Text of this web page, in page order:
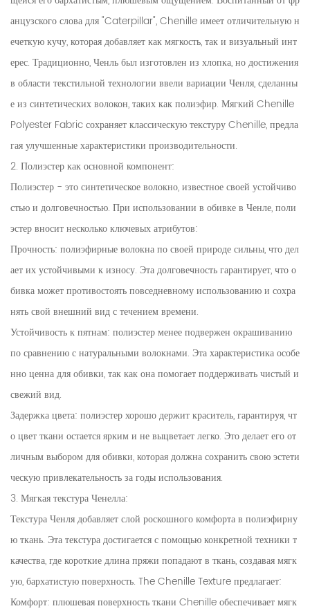
анцузского слова для "Caterpillar", Chenille имеет отличительную н
ечеткую кучу, которая добавляет как мягкость, так и визуальный инт
ерес. Традиционно, Ченль был изготовлен из хлопка, но достижения
в области текстильной технологии ввели вариации Ченля, сделанны
е из синтетических волокон, таких как полиэфир. Мягкий Chenille
Polyester Fabric сохраняет классическую текстуру Chenille, предла
гая улучшенные характеристики производительности.
2. Полиэстер как основной компонент:
Полиэстер - это синтетическое волокно, известное своей устойчиво
стью и долговечностью. При использовании в обивке в Ченле, поли
эстер вносит несколько ключевых атрибутов:
Прочность: полиэфирные волокна по своей природе сильны, что дел
ает их устойчивыми к износу. Эта долговечность гарантирует, что о
бивка может противостоять повседневному использованию и сохра
нять свой внешний вид с течением времени.
Устойчивость к пятнам: полиэстер менее подвержен окрашиванию
по сравнению с натуральными волокнами. Эта характеристика особе
нно ценна для обивки, так как она помогает поддерживать чистый и
свежий вид.
Задержка цвета: полиэстер хорошо держит краситель, гарантируя, чт
о цвет ткани остается ярким и не выцветает легко. Это делает его от
личным выбором для обивки, которая должна сохранить свою эстети
ческую привлекательность за годы использования.
3. Мягкая текстура Ченелла:
Текстура Ченля добавляет слой роскошного комфорта в полиэфирну
ю ткань. Эта текстура достигается с помощью конкретной техники т
качества, где короткие длина пряжи попадают в ткань, создавая мягк
ую, бархатистую поверхность. The Chenille Texture предлагает:
Комфорт: плюшевая поверхность ткани Chenille обеспечивает мягк